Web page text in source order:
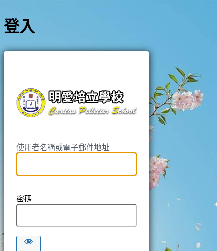
登入
https://
使用者名稱或電子郵件地址
密碼